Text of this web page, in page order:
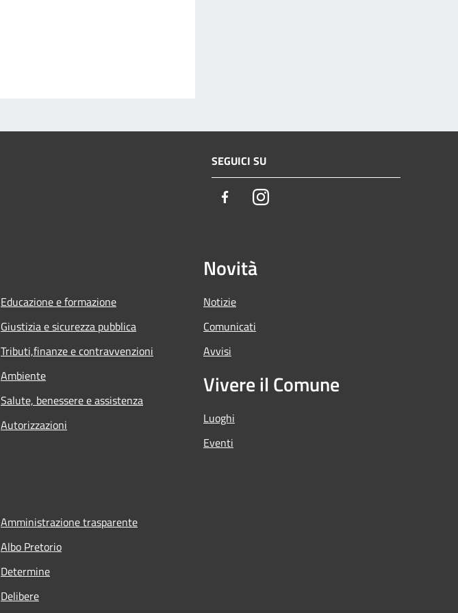
SEGUICI SU
FacebookInstagram
Educazione e formazione
Giustizia e sicurezza pubblica
Tributi,finanze e contravvenzioni
Ambiente
Salute, benessere e assistenza
Autorizzazioni
Novità
Notizie
Comunicati
Avvisi
Vivere il Comune
Luoghi
Eventi
Amministrazione trasparente
Albo Pretorio
Determine
Delibere